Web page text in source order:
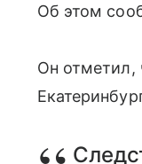
Об этом
Он отметил,